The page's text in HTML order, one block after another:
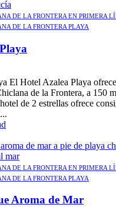
DE LA FRONTERA EN PRIMERA
DE LA FRONTERA PLAYA
El Hotel Azalea Playa
de la Frontera, a 150
de 2 estrellas ofrece
DE LA FRONTERA EN PRIMERA
DE LA FRONTERA PLAYA
Aroma de Mar